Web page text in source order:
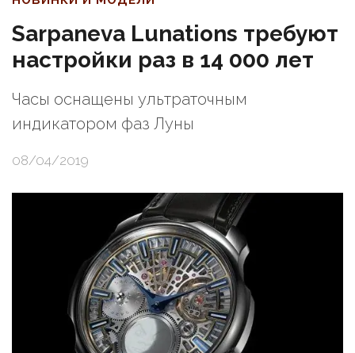
Sarpaneva Lunations требуют
настройки раз в 14 000 лет
Часы оснащены ультраточным
индикатором фаз Луны
08/04/2019